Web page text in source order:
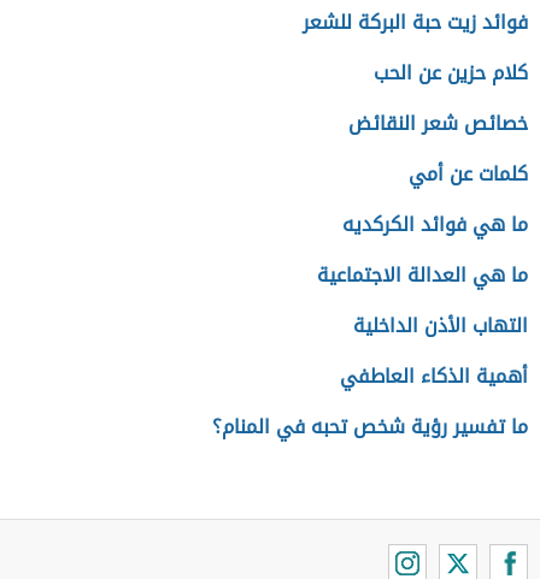
فوائد زيت حبة البركة للشعر
كلام حزين عن الحب
خصائص شعر النقائض
كلمات عن أمي
ما هي فوائد الكركديه
ما هي العدالة الاجتماعية
التهاب الأذن الداخلية
أهمية الذكاء العاطفي
ما تفسير رؤية شخص تحبه في المنام؟